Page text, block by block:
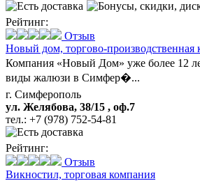
Рейтинг:
Отзыв
Новый дом, торгово-производственная
Компания «Новый Дом» уже более 12
виды жалюзи в Симфер�...
г. Симферополь
ул. Желябова, 38/15 , оф.7
тел.: +7 (978) 752-54-81
Рейтинг:
Отзыв
Викностил, торговая компания